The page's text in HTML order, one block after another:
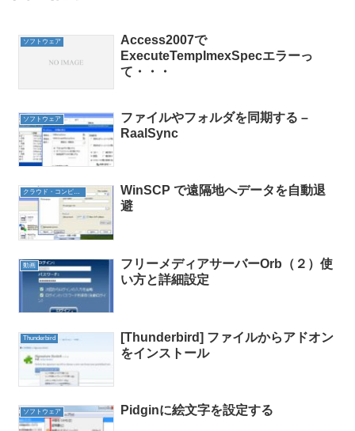
ソフトウェア
Access2007で
ExecuteTempImexSpecエラーっ
て・・・
ソフトウェア
ファイルやフォルダを同期する –
RaalSync
クラウド・コンピューティング
WinSCP で遠隔地へデータを自動退
避
動画
フリーメディアサーバーOrb（２）使
い方と詳細設定
Thunderbird
[Thunderbird] ファイルからアドオン
をインストール
ソフトウェア Pidginに絵文字を設定する